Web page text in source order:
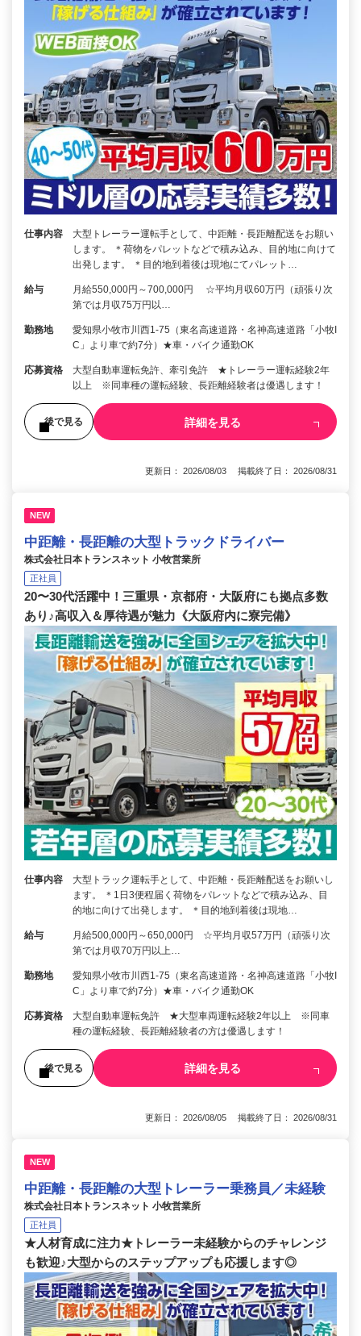
仕事内容
大型トレーラー運転手として、中距離・長距離配送をお願い
します。 ＊荷物をパレットなどで積み込み、目的地に向けて
出発します。 ＊目的地到着後は現地にてパレット…
給与
月給550,000円～700,000円 ☆平均月収60万円（頑張り次
第では月収75万円以…
勤務地
愛知県小牧市川西1-75（東名高速道路・名神高速道路「小牧I
C」より車で約7分）★車・バイク通勤OK
応募資格
大型自動車運転免許、牽引免許 ★トレーラー運転経験2年
以上 ※同車種の運転経験、長距離経験者は優遇します！
後で見る 詳細を見る
更新日： 2026/08/03 掲載終了日： 2026/08/31
NEW
中距離・長距離の大型トラックドライバー
株式会社日本トランスネット 小牧営業所
正社員
20〜30代活躍中！三重県・京都府・大阪府にも拠点多数
あり♪高収入＆厚待遇が魅力《大阪府内に寮完備》
仕事内容
大型トラック運転手として、中距離・長距離配送をお願いし
ます。 ＊1日3便程届く荷物をパレットなどで積み込み、目
的地に向けて出発します。 ＊目的地到着後は現地…
給与
月給500,000円～650,000円 ☆平均月収57万円（頑張り次
第では月収70万円以上…
勤務地
愛知県小牧市川西1-75（東名高速道路・名神高速道路「小牧I
C」より車で約7分）★車・バイク通勤OK
応募資格
大型自動車運転免許 ★大型車両運転経験2年以上 ※同車
種の運転経験、長距離経験者の方は優遇します！
後で見る 詳細を見る
更新日： 2026/08/05 掲載終了日： 2026/08/31
NEW
中距離・長距離の大型トレーラー乗務員／未経験
株式会社日本トランスネット 小牧営業所
正社員
★人材育成に注力★トレーラー未経験からのチャレンジ
も歓迎♪大型からのステップアップも応援します◎